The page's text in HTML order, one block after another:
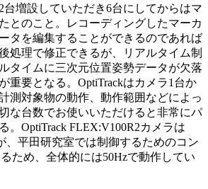
台増設していただき6台にしてからはマ
とのこと。レコーディングしたマーカ
タを編集することができるのであれば
処理で修正できるが、リアルタイム制
タイムに三次元位置姿勢データが欠落
重要となる。OptiTrackはカメラ1台か
測対象物の動作、動作範囲などによっ
な台数でお使いいただけると非常にパ
。OptiTrack FLEX:V100R2カメラは
、平田研究室では制御するためのコン
ため、全体的には50Hzで動作してい